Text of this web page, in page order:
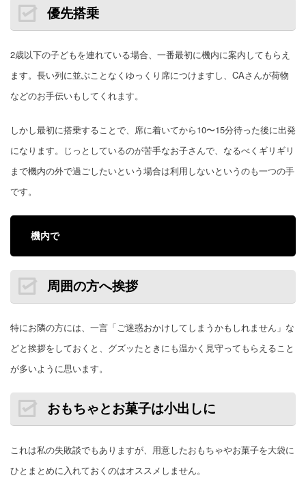
優先搭乗
2歳以下の子どもを連れている場合、一番最初に機内に案内してもらえ
ます。 長い列に並ぶことなくゆっくり席につけますし、CAさんが荷物
などのお手伝いもしてくれます。
しかし最初に搭乗することで、席に着いてから10〜15分待った後に出発
になります。じっとしているのが苦手なお子さんで、なるべくギリギリ
まで機内の外で過ごしたいという場合は利用しないというのも一つの手
です。
機内で
周囲の方へ挨拶
特にお隣の方には、一言「ご迷惑おかけしてしまうかもしれません」な
どと挨拶をしておくと、グズッたときにも温かく見守ってもらえること
が多いように思います。
おもちゃとお菓子は小出しに
これは私の失敗談でもありますが、用意したおもちゃやお菓子を大袋に
ひとまとめに入れておくのはオススメしません。